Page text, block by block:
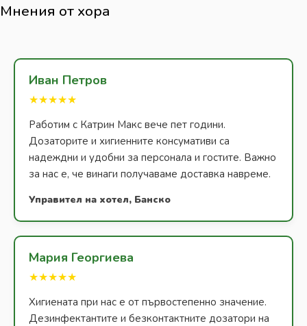
Мнения от хора
Иван Петров
★★★★★
Работим с Катрин Макс вече пет години.
Дозаторите и хигиенните консумативи са
надеждни и удобни за персонала и гостите. Важно
за нас е, че винаги получаваме доставка навреме.
Управител на хотел, Банско
Мария Георгиева
★★★★★
Хигиената при нас е от първостепенно значение.
Дезинфектантите и безконтактните дозатори на